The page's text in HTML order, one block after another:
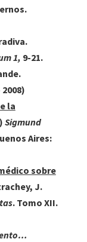
1, 9-21.
la
Sigmund
Aires:
sobre
J.
. Tomo XII.